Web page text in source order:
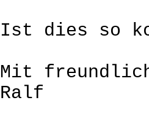
Ist dies so
Mit
Ralf